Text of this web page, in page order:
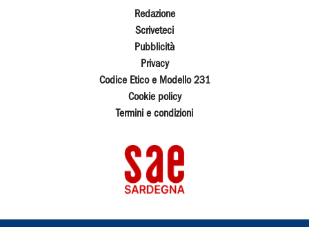
Redazione
Scriveteci
Pubblicità
Privacy
Codice Etico e Modello 231
Cookie policy
Termini e condizioni